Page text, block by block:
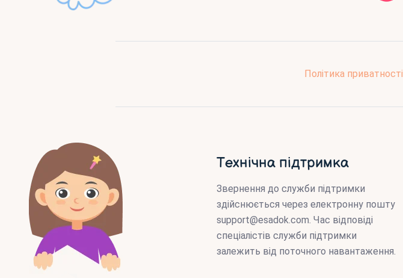
Політика приватності
Технічна підтримка
Звернення до служби підтримки
здійснюється через електронну пошту
support@esadok.com. Час відповіді
спеціалістів служби підтримки
залежить від поточного навантаження.